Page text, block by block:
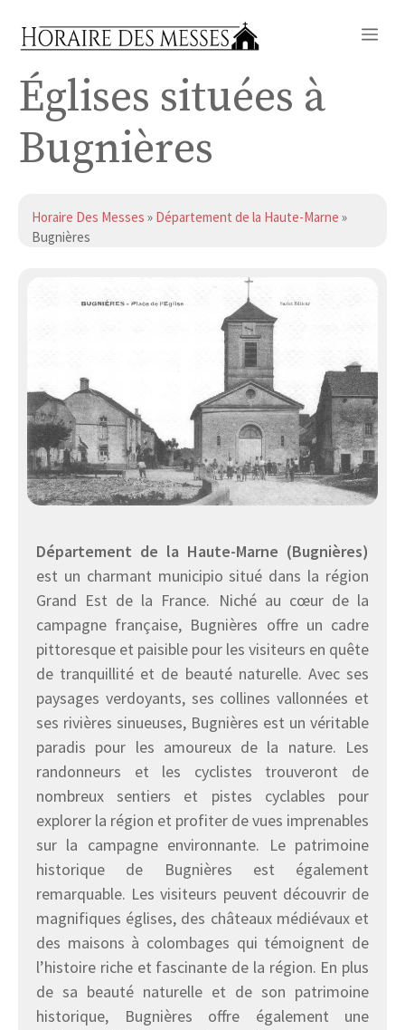
Églises situées à
Bugnières
Horaire Des Messes » Département de la Haute-Marne »
Bugnières
Département de la Haute-Marne (Bugnières)
est un charmant municipio situé dans la région
Grand Est de la France. Niché au cœur de la
campagne française, Bugnières offre un cadre
pittoresque et paisible pour les visiteurs en quête
de tranquillité et de beauté naturelle. Avec ses
paysages verdoyants, ses collines vallonnées et
ses rivières sinueuses, Bugnières est un véritable
paradis pour les amoureux de la nature. Les
randonneurs et les cyclistes trouveront de
nombreux sentiers et pistes cyclables pour
explorer la région et profiter de vues imprenables
sur la campagne environnante. Le patrimoine
historique de Bugnières est également
remarquable. Les visiteurs peuvent découvrir de
magnifiques églises, des châteaux médiévaux et
des maisons à colombages qui témoignent de
l’histoire riche et fascinante de la région. En plus
de sa beauté naturelle et de son patrimoine
historique, Bugnières offre également une